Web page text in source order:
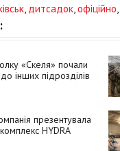
дитсадок офіційно
«Скеля» почали
інших підрозділів
презентувала
HYDRA